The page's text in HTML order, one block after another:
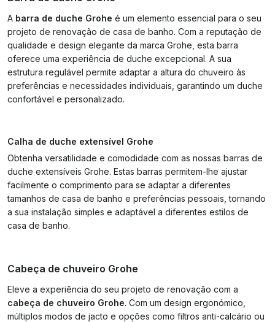
A barra de duche Grohe é um elemento essencial para o seu
projeto de renovação de casa de banho. Com a reputação de
qualidade e design elegante da marca Grohe, esta barra
oferece uma experiência de duche excepcional. A sua
estrutura regulável permite adaptar a altura do chuveiro às
preferências e necessidades individuais, garantindo um duche
confortável e personalizado.
Calha de duche extensível Grohe
Obtenha versatilidade e comodidade com as nossas barras de
duche extensíveis Grohe. Estas barras permitem-lhe ajustar
facilmente o comprimento para se adaptar a diferentes
tamanhos de casa de banho e preferências pessoais, tornando
a sua instalação simples e adaptável a diferentes estilos de
casa de banho.
Cabeça de chuveiro Grohe
Eleve a experiência do seu projeto de renovação com a
cabeça de chuveiro Grohe. Com um design ergonómico,
múltiplos modos de jacto e opções como filtros anti-calcário ou